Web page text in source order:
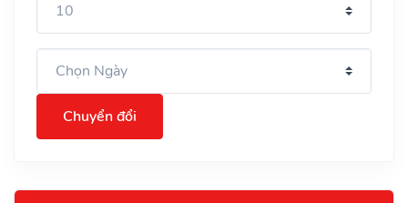
Chuyển đổi